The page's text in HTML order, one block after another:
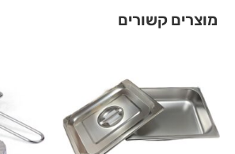
מוצרים קשורים